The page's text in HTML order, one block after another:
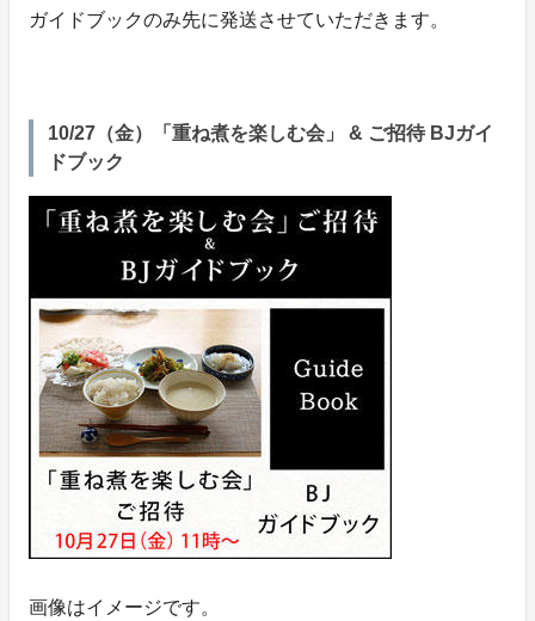
ガイドブックのみ先に発送させていただきます。
10/27（金）「重ね煮を楽しむ会」 & ご招待 BJガイ
ドブック
画像はイメージです。